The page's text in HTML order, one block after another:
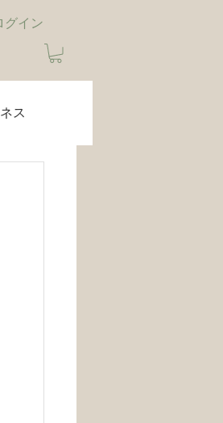
グイン
ス